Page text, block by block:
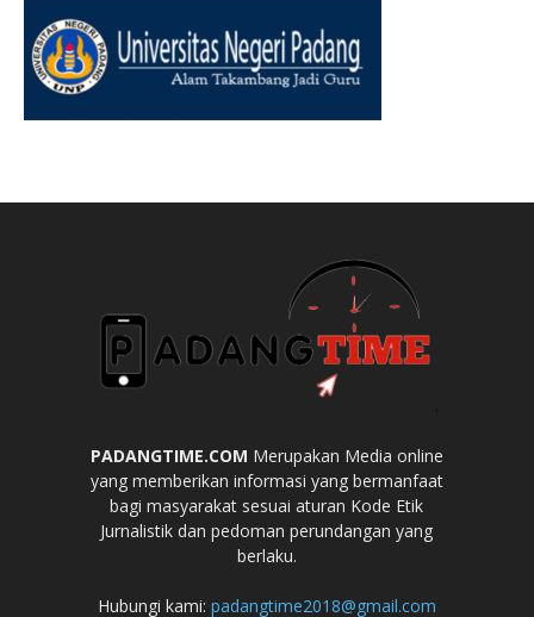
PADANGTIME.COM Merupakan Media online
yang memberikan informasi yang bermanfaat
bagi masyarakat sesuai aturan Kode Etik
Jurnalistik dan pedoman perundangan yang
berlaku.
Hubungi kami: padangtime2018@gmail.com